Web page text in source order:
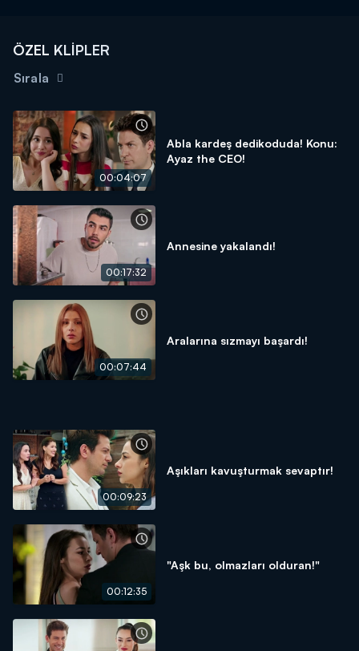
ÖZEL KLİPLER
Sırala
00:04:07
Abla kardeş dedikoduda! Konu:
Ayaz the CEO!
00:17:32
Annesine yakalandı!
00:07:44
Aralarına sızmayı başardı!
00:09:23
Aşıkları kavuşturmak sevaptır!
00:12:35
"Aşk bu, olmazları olduran!"